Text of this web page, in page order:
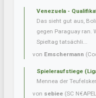
Venezuela -
Das sieht gut aus,
gegen Paraguay ran.
Spieltag tatsächli...
von Emschermann
Spieleraufstiege
Mennea der
von sebiee (SC